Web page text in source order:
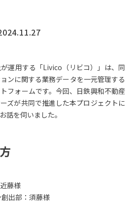
運用する「Livico（リビコ）」は、同
ンに関する業務データを一元管理する
フォームです。今回、日鉄興和不動産
ズが共同で推進した本プロジェクトに
話を伺いました。
藤様
出部：須藤様